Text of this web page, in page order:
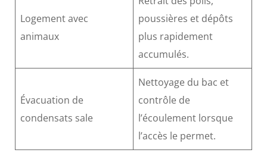
Logement avec
animaux
poussières et dépôts
plus rapidement
accumulés.
Évacuation de
condensats sale
Nettoyage du bac et
contrôle de
l’écoulement lorsque
l’accès le permet.